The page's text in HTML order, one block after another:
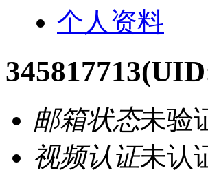
个人资料
345817713
邮箱状态未验
视频认证未认